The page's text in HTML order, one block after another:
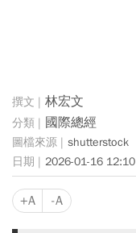
林宏文
國際總經
shutterstock
2026-01-16 12:10
+A -A